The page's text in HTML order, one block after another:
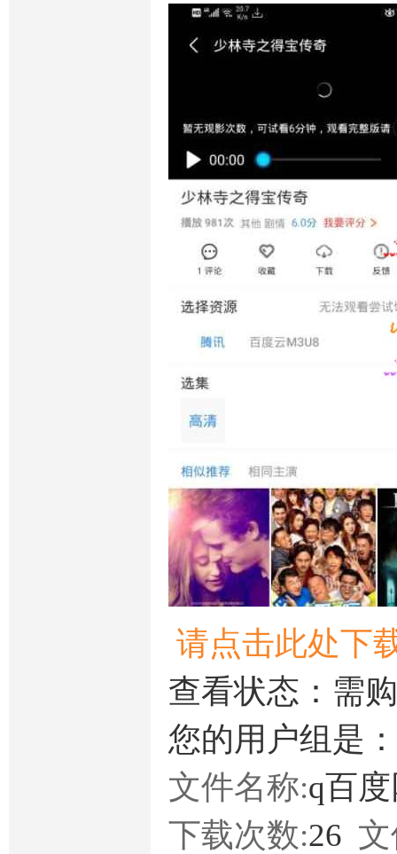
请点击此处下
查看状态：需
您的用户组是
文件名称:q百
下载次数:26